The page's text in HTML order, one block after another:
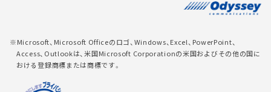
※Microsoft、Microsoft Officeのロゴ、Windows、Excel、PowerPoint、
Access、Outlookは、米国Microsoft Corporationの米国およびその他の国に
おける登録商標または商標です。